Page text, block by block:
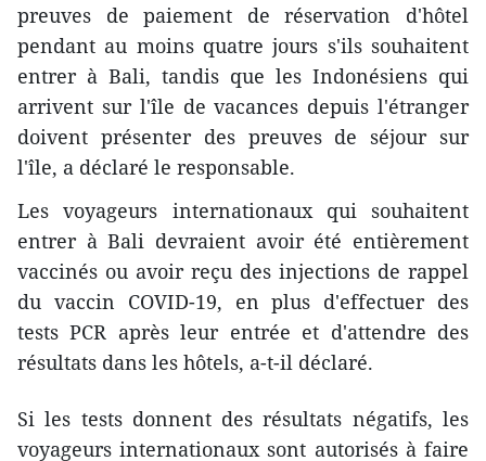
preuves de paiement de réservation d'hôtel
pendant au moins quatre jours s'ils souhaitent
entrer à Bali, tandis que les Indonésiens qui
arrivent sur l'île de vacances depuis l'étranger
doivent présenter des preuves de séjour sur
l'île, a déclaré le responsable.
Les voyageurs internationaux qui souhaitent
entrer à Bali devraient avoir été entièrement
vaccinés ou avoir reçu des injections de rappel
du vaccin COVID-19, en plus d'effectuer des
tests PCR après leur entrée et d'attendre des
résultats dans les hôtels, a-t-il déclaré.
Si les tests donnent des résultats négatifs, les
voyageurs internationaux sont autorisés à faire